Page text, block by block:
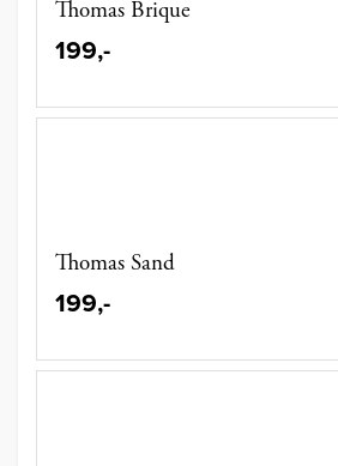
Thomas Brique
199,-
Thomas Sand
199,-